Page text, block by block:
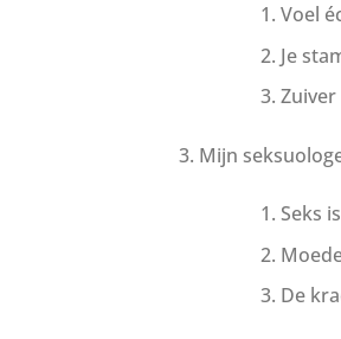
Voel
Je
Mijn
Seks
De